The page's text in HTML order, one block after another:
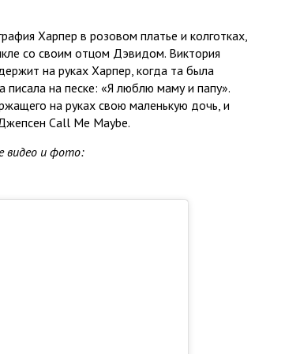
Харпер в розовом платье и колготках,
со своим отцом Дэвидом. Виктория
на руках Харпер, когда та была
писала на песке: «Я люблю маму и папу».
на руках свою маленькую дочь, и
Call Me Maybe.
видео и фото: